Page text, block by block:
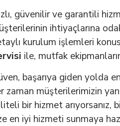
güvenilir ve garantili
ihtiyaçlarına
kurulum işlemleri
ile, mutfak
başarıya giden yolda
zaman müşterilerimizin
bir hizmet arıyorsanız,
en iyi hizmeti sunmaya